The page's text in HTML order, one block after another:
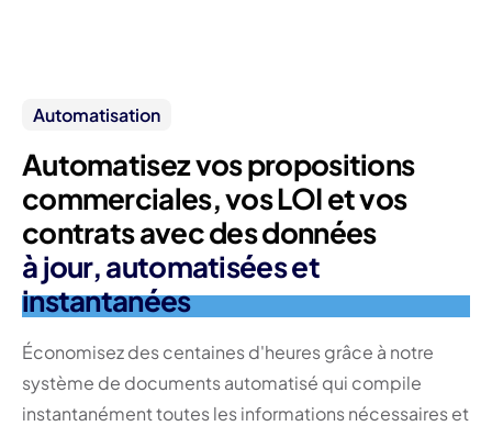
Automatisation
Automatisez vos propositions
commerciales, vos LOI et vos
contrats avec des données
à jour, automatisées et
instantanées
Économisez des centaines d'heures grâce à notre
système de documents automatisé qui compile
instantanément toutes les informations nécessaires et